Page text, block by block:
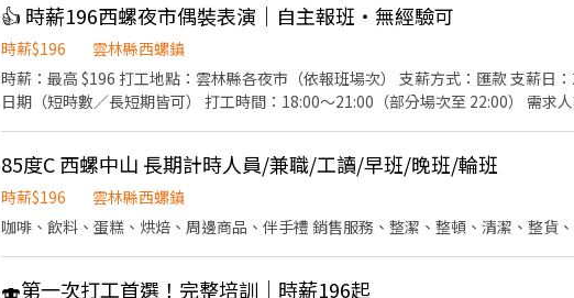
加班）再加 出勤津貼 5 元/時 ➡️薪資每月10號發放 —————— ❁ 工作內容 ❁————————— ◾ 進出貨作業(商品撿貨、分貨、理
貨) ◾ 確認貨品數量正確 ◾ 異常包裹作業
👍 時薪196西螺夜市偶裝表演｜自主報班・無經驗可
時薪$196
雲林縣西螺鎮
時薪：最高 $196 打工地點：雲林縣各夜市（依報班場次） 支薪方式：匯款 支薪日
日期（短時數／長短期皆可） 打工時間：18:00～21:00（部分場次至 22:00） 需求
別人共用。因為裝備專人專套，我們只收能穩定配合的夥伴——一週至少要能上三天
爾做一天的，這個職缺不適合。 🗓 自主報班制 沒有固定班表，也不排你的時間，場次自己挑（每週三天以上）。臨時有事提前
說一聲就好，不扣錢、不記點。 🌙 雲林每週固定場次 ・週一：土庫 ・週二：斗六觀光夜市、崙背 ・週三：斗六成功夜市 ・週
四：西螺 ・週五：莿桐、崙背、虎尾 ・週六：斗南、斗六觀光夜市、斗六成功夜市
你挑三天以上；鄰近的嘉義場次也可跨區報班。 💰 薪資單純 雲林全區同一費率，時薪最高 $196，不分場地、不分遠近，沒有底
薪抽成那些複雜算法。當天做完當天結，24小時內匯款或現場付現。 🌱 新手友善機制 完全沒經驗可以來。第一次先做 1~2 小時
85度C 西螺中山 長期計時人員/兼職/工讀/早班/晚班/輪班
時薪$196
雲林縣西螺鎮
咖啡、飲料、蛋糕、烘焙、周邊商品、伴手禮 銷售服務、整潔、整頓、清潔、整貨
🍣第一次打工首選！完整培訓｜時薪196起